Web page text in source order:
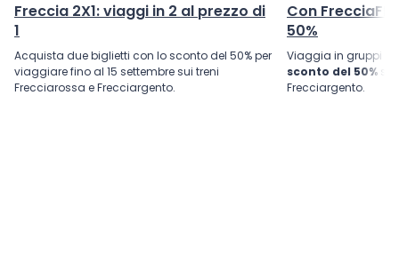
Freccia 2X1: viaggi in 2 al prezzo di
1
Acquista due biglietti con lo sconto del 50% per
viaggiare fino al 15 settembre sui treni
Frecciarossa e Frecciargento.
Con
50%
Viaggia in gruppi
sconto del 50% su
Frecciargento.